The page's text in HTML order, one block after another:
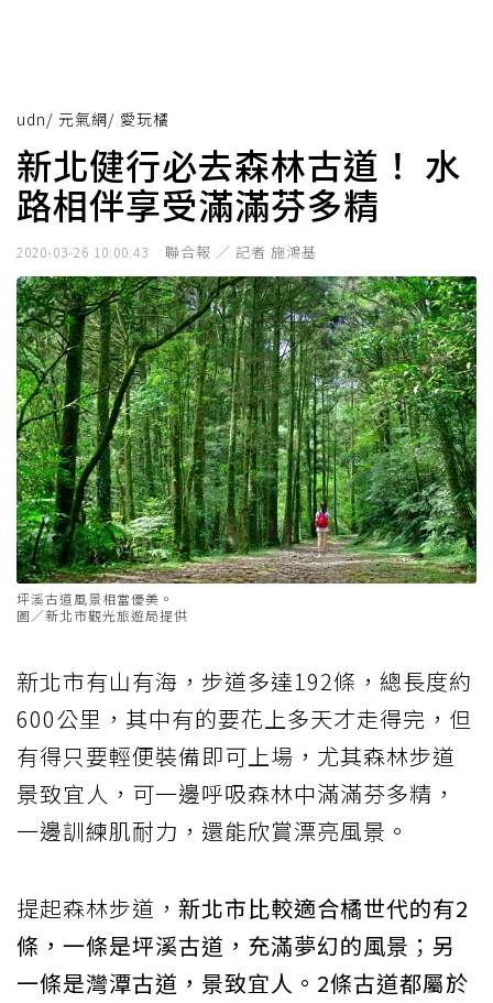
udn/ 元氣網/ 愛玩橘
新北健行必去森林古道！ 水
路相伴享受滿滿芬多精
2020-03-26 10:00:43 聯合報 ／ 記者 施鴻基
坪溪古道風景相當優美。
圖／新北市觀光旅遊局提供
新北市有山有海，步道多達192條，總長度約
600公里，其中有的要花上多天才走得完，但
有得只要輕便裝備即可上場，尤其森林步道
景致宜人，可一邊呼吸森林中滿滿芬多精，
一邊訓練肌耐力，還能欣賞漂亮風景。
提起森林步道， 新北市比較適合橘世代的有2
條，一條是坪溪古道，充滿夢幻的風景；另
一條是灣潭古道，景致宜人。2條古道都屬於